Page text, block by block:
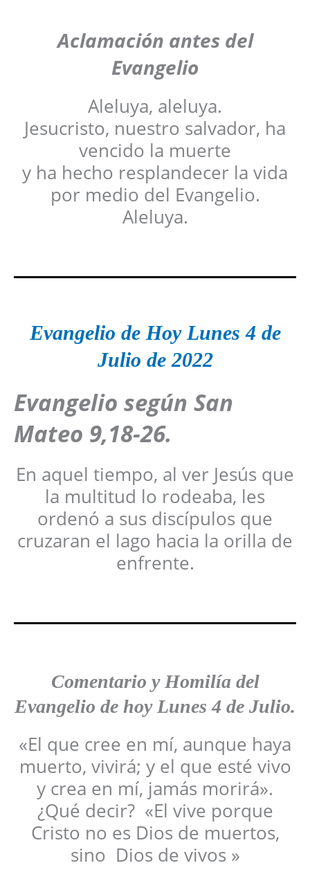
Aclamación antes del
Evangelio
Aleluya, aleluya.
Jesucristo, nuestro salvador, ha
vencido la muerte
y ha hecho resplandecer la vida
por medio del Evangelio.
Aleluya.
Evangelio de Hoy Lunes 4 de
Julio de 2022
Evangelio según San
Mateo 9,18-26.
En aquel tiempo, al ver Jesús que
la multitud lo rodeaba, les
ordenó a sus discípulos que
cruzaran el lago hacia la orilla de
enfrente.
Comentario y Homilía del
Evangelio de hoy Lunes 4 de Julio.
«El que cree en mí, aunque haya
muerto, vivirá; y el que esté vivo
y crea en mí, jamás morirá».
¿Qué decir? «El vive porque
Cristo no es Dios de muertos,
sino Dios de vivos »